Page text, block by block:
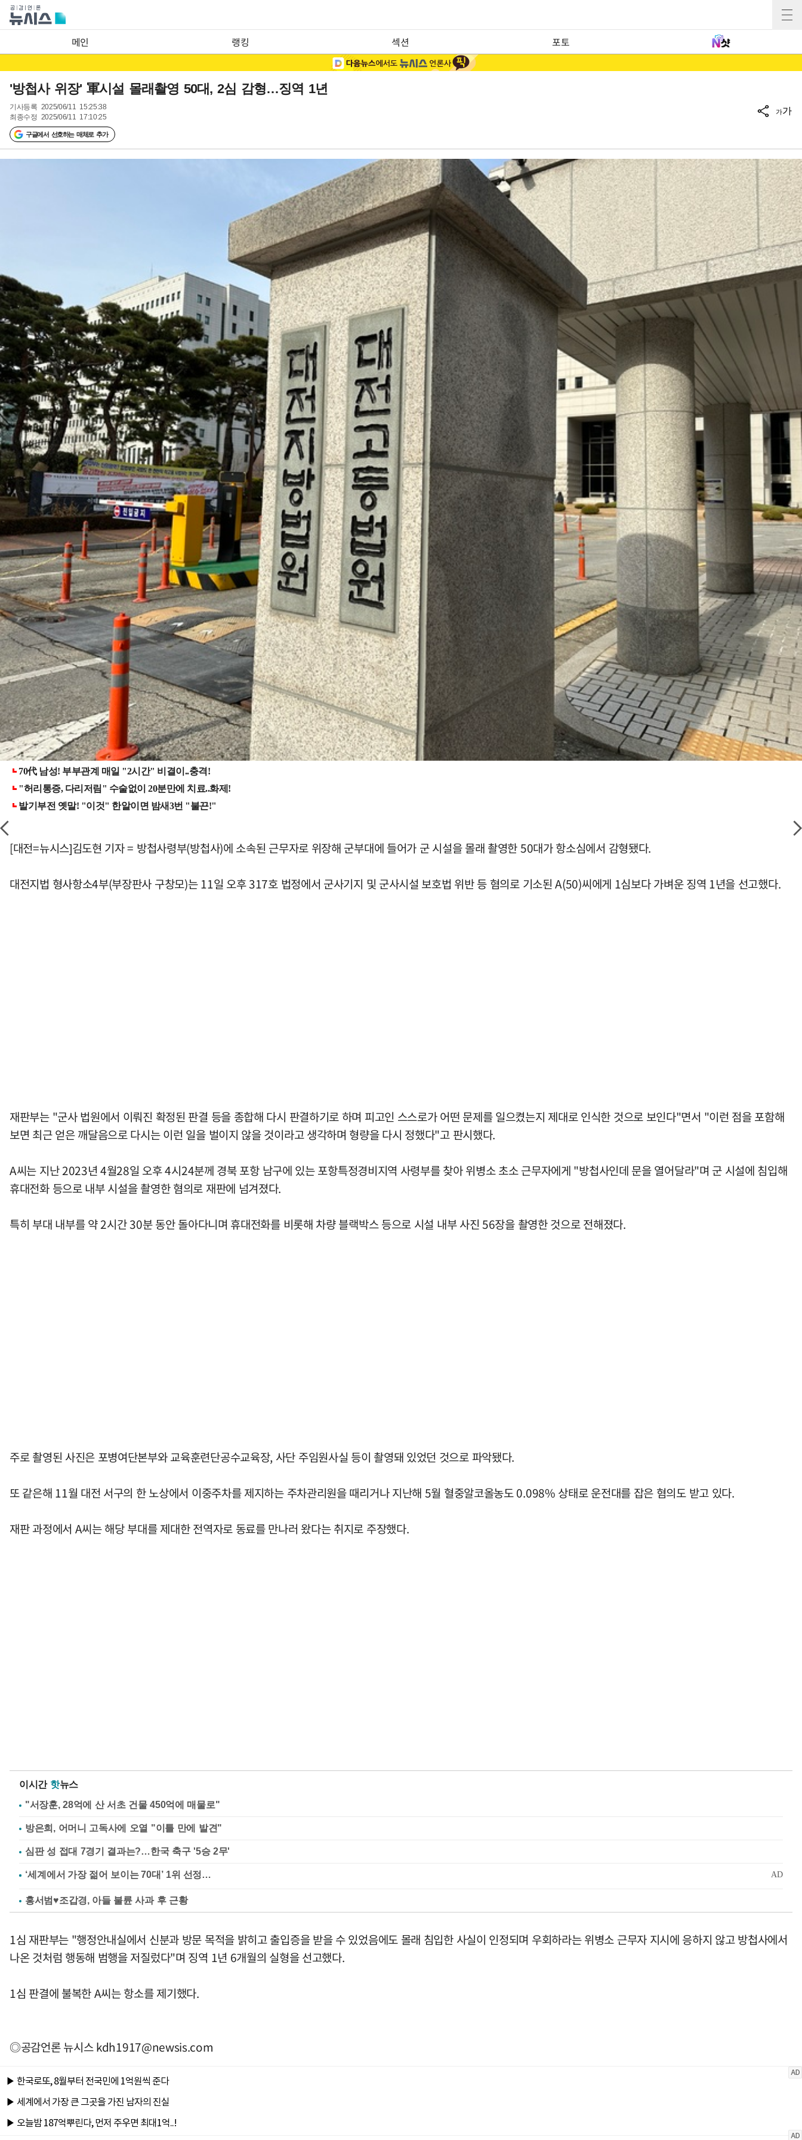
메인 랭킹 섹션 포토
'방첩사 위장' 軍시설 몰래촬영 50대, 2심 감형…징역 1년
기사등록 2025/06/11 15:25:38
최종수정 2025/06/11 17:10:25
구글에서 선호하는 매체로 추가
가가
[대전=뉴시스]김도현 기자 = 방첩사령부(방첩사)에 소속된 근무자로 위장해 군부대에 들어가 군 시설을 몰래 촬영한 50대가 항소심에서 감형됐다.
대전지법 형사항소4부(부장판사 구창모)는 11일 오후 317호 법정에서 군사기지 및 군사시설 보호법 위반 등 혐의로 기소된 A(50)씨에게 1심보다 가벼운 징역 1년을 선고했다.
재판부는 "군사 법원에서 이뤄진 확정된 판결 등을 종합해 다시 판결하기로 하며 피고인 스스로가 어떤 문제를 일으켰는지 제대로 인식한 것으로 보인다"면서 "이런 점을 포함해
보면 최근 얻은 깨달음으로 다시는 이런 일을 벌이지 않을 것이라고 생각하며 형량을 다시 정했다"고 판시했다.
A씨는 지난 2023년 4월28일 오후 4시24분께 경북 포항 남구에 있는 포항특정경비지역 사령부를 찾아 위병소 초소 근무자에게 "방첩사인데 문을 열어달라"며 군 시설에 침입해
휴대전화 등으로 내부 시설을 촬영한 혐의로 재판에 넘겨졌다.
특히 부대 내부를 약 2시간 30분 동안 돌아다니며 휴대전화를 비롯해 차량 블랙박스 등으로 시설 내부 사진 56장을 촬영한 것으로 전해졌다.
주로 촬영된 사진은 포병여단본부와 교육훈련단공수교육장, 사단 주임원사실 등이 촬영돼 있었던 것으로 파악됐다.
또 같은해 11월 대전 서구의 한 노상에서 이중주차를 제지하는 주차관리원을 때리거나 지난해 5월 혈중알코올농도 0.098% 상태로 운전대를 잡은 혐의도 받고 있다.
재판 과정에서 A씨는 해당 부대를 제대한 전역자로 동료를 만나러 왔다는 취지로 주장했다.
이시간 핫뉴스
"서장훈, 28억에 산 서초 건물 450억에 매물로"
방은희, 어머니 고독사에 오열 "이틀 만에 발견"
심판 성 접대 7경기 결과는?…한국 축구 '5승 2무'
홍서범♥조갑경, 아들 불륜 사과 후 근황
1심 재판부는 "행정안내실에서 신분과 방문 목적을 밝히고 출입증을 받을 수 있었음에도 몰래 침입한 사실이 인정되며 우회하라는 위병소 근무자 지시에 응하지 않고 방첩사에서
나온 것처럼 행동해 범행을 저질렀다"며 징역 1년 6개월의 실형을 선고했다.
1심 판결에 불복한 A씨는 항소를 제기했다.
◎공감언론 뉴시스kdh1917@newsis.com